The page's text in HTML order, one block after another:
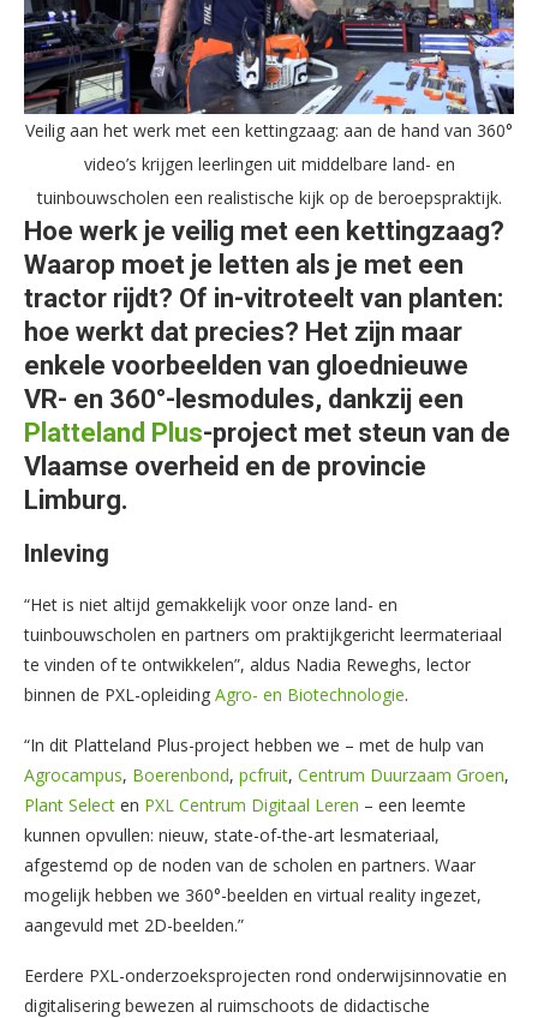
Veilig aan het werk met een kettingzaag: aan de hand van 360°
video’s krijgen leerlingen uit middelbare land- en
tuinbouwscholen een realistische kijk op de beroepspraktijk.
Hoe werk je veilig met een kettingzaag?
Waarop moet je letten als je met een
tractor rijdt? Of in-vitroteelt van planten:
hoe werkt dat precies? Het zijn maar
enkele voorbeelden van gloednieuwe
VR- en 360°-lesmodules, dankzij een
Platteland Plus-project met steun van de
Vlaamse overheid en de provincie
Limburg.
Inleving
“Het is niet altijd gemakkelijk voor onze land- en
tuinbouwscholen en partners om praktijkgericht leermateriaal
te vinden of te ontwikkelen”, aldus Nadia Reweghs, lector
binnen de PXL-opleiding Agro- en Biotechnologie.
“In dit Platteland Plus-project hebben we – met de hulp van
Agrocampus, Boerenbond, pcfruit, Centrum Duurzaam Groen,
Plant Select en PXL Centrum Digitaal Leren – een leemte
kunnen opvullen: nieuw, state-of-the-art lesmateriaal,
afgestemd op de noden van de scholen en partners. Waar
mogelijk hebben we 360°-beelden en virtual reality ingezet,
aangevuld met 2D-beelden.”
Eerdere PXL-onderzoeksprojecten rond onderwijsinnovatie en
digitalisering bewezen al ruimschoots de didactische